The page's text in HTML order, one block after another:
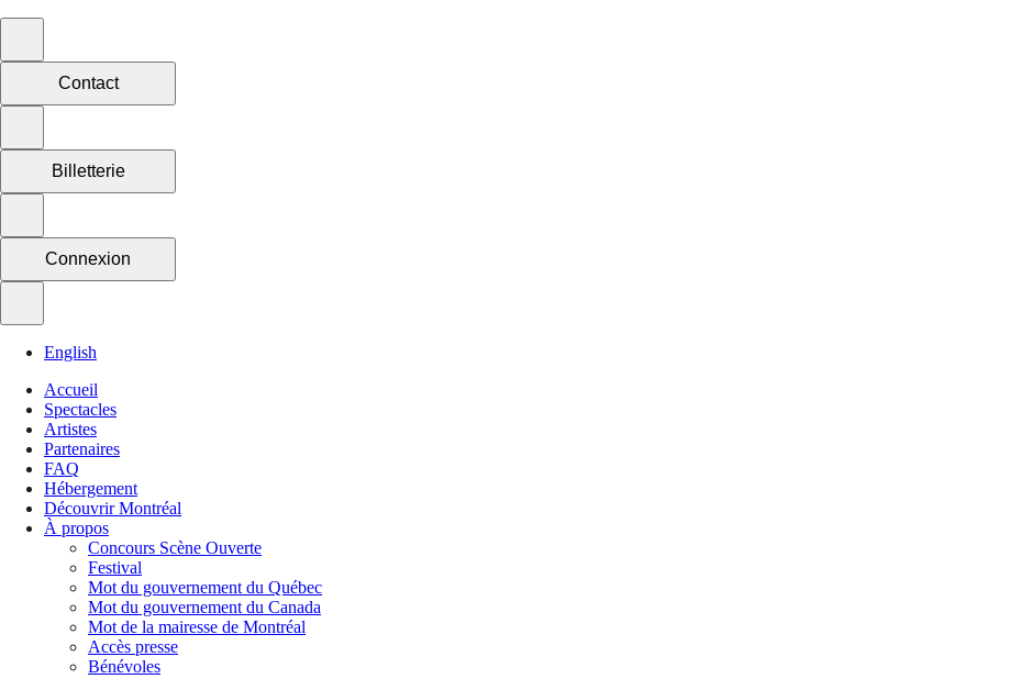
Contact
Billetterie
Connexion
English
Accueil
Spectacles
Artistes
Partenaires
FAQ
Hébergement
Découvrir Montréal
À propos
Concours Scène Ouverte
Festival
Mot du gouvernement du Québec
Mot du gouvernement du Canada
Mot de la mairesse de Montréal
Accès presse
Bénévoles